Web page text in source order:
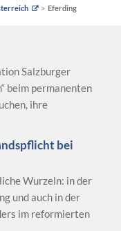
Eferding
Salzburger
beim permanenten
ihre
bei
Wurzeln: in der
und auch in der
im reformierten